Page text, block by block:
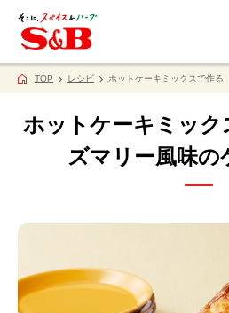
TOP レシピ ホットケーキミックスで作
ホットケーキミッ
ズマリー風味の